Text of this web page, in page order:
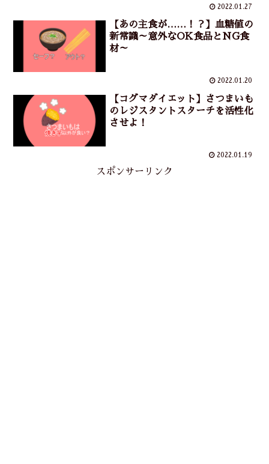
2022.01.27
【あの主食が……！？】血糖値の
新常識～意外なOK食品とNG食
材～
2022.01.20
【コグマダイエット】さつまいも
のレジスタントスターチを活性化
させよ！
2022.01.19
スポンサーリンク